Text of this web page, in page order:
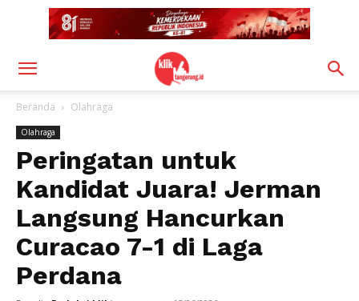
Beranda Olahraga
Olahraga
Peringatan untuk
Kandidat Juara! Jerman
Langsung Hancurkan
Curacao 7-1 di Laga
Perdana